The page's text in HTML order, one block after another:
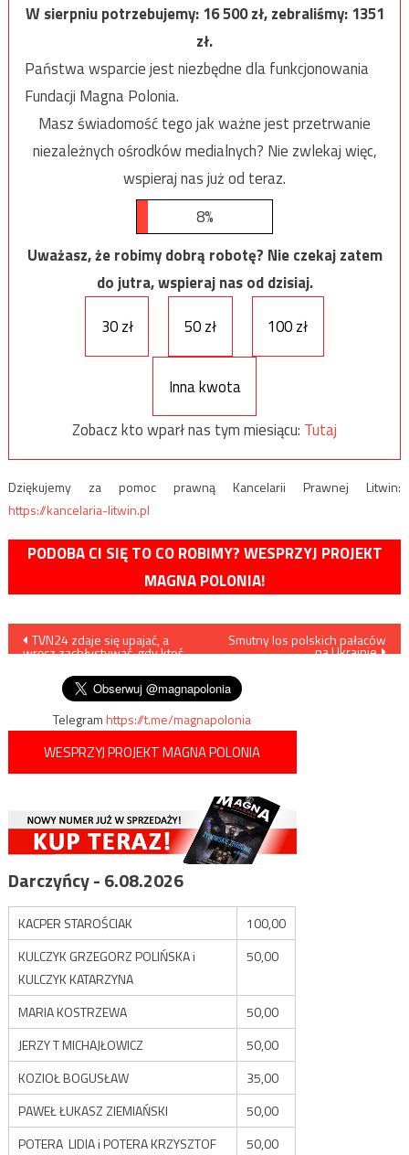
W sierpniu potrzebujemy:16 500zł, zebraliśmy:1351
zł.
Państwa wsparcie jest niezbędne dla funkcjonowania
Fundacji Magna Polonia.
Masz świadomość tego jak ważne jest przetrwanie
niezależnych ośrodków medialnych? Nie zwlekaj więc,
wspieraj nas już od teraz.
8%
Uważasz, że robimy dobrą robotę? Nie czekaj zatem
do jutra, wspieraj nas od dzisiaj.
30 zł
50 zł 100 zł
Inna kwota
Zobacz kto wparł nas tym miesiącu: Tutaj
Dziękujemy za pomoc prawną Kancelarii Prawnej Litwin:
https://kancelaria-litwin.pl
PODOBA CI SIĘ TO CO ROBIMY? WESPRZYJ PROJEKT
MAGNA POLONIA!
Nawigacja
wpisu
TVN24 zdaje się upajać, a
wręcz zachłystywać, gdy ktoś
Smutny los polskich pałaców
na Ukrainie
Telegramhttps://t.me/magnapolonia
WESPRZYJ PROJEKT MAGNA POLONIA
Darczyńcy - 6.08.2026
KACPER STAROŚCIAK
100,00
KULCZYK GRZEGORZ POLIŃSKA i
KULCZYK KATARZYNA
50,00
MARIA KOSTRZEWA
50,00
JERZY T MICHAJŁOWICZ
50,00
KOZIOŁ BOGUSŁAW
35,00
PAWEŁ ŁUKASZ ZIEMIAŃSKI
50,00
POTERA LIDIA i POTERA KRZYSZTOF
50,00